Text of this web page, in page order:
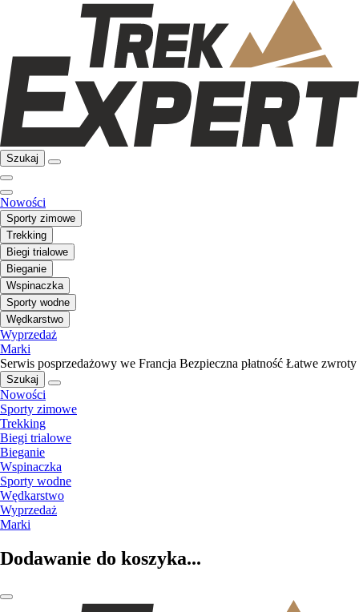
Szukaj
Nowości
Sporty zimowe
Trekking
Biegi trialowe
Bieganie
Wspinaczka
Sporty wodne
Wędkarstwo
Wyprzedaż
Marki
Serwis posprzedażowy we Francja Bezpieczna płatność Łatwe zwroty
Szukaj
Nowości
Sporty zimowe
Trekking
Biegi trialowe
Bieganie
Wspinaczka
Sporty wodne
Wędkarstwo
Wyprzedaż
Marki
Dodawanie do koszyka...